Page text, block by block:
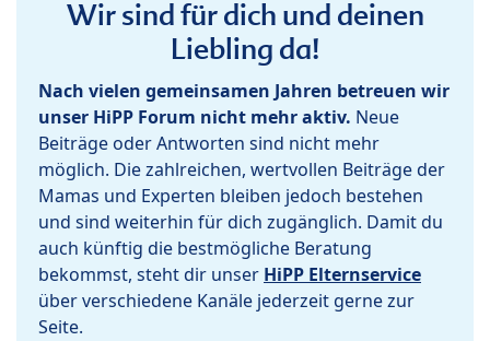
Wir sind für dich und deinen
Liebling da!
Nach vielen gemeinsamen Jahren betreuen wir
unser HiPP Forum nicht mehr aktiv. Neue
Beiträge oder Antworten sind nicht mehr
möglich. Die zahlreichen, wertvollen Beiträge der
Mamas und Experten bleiben jedoch bestehen
und sind weiterhin für dich zugänglich. Damit du
auch künftig die bestmögliche Beratung
bekommst, steht dir unser HiPP Elternservice
über verschiedene Kanäle jederzeit gerne zur
Seite.